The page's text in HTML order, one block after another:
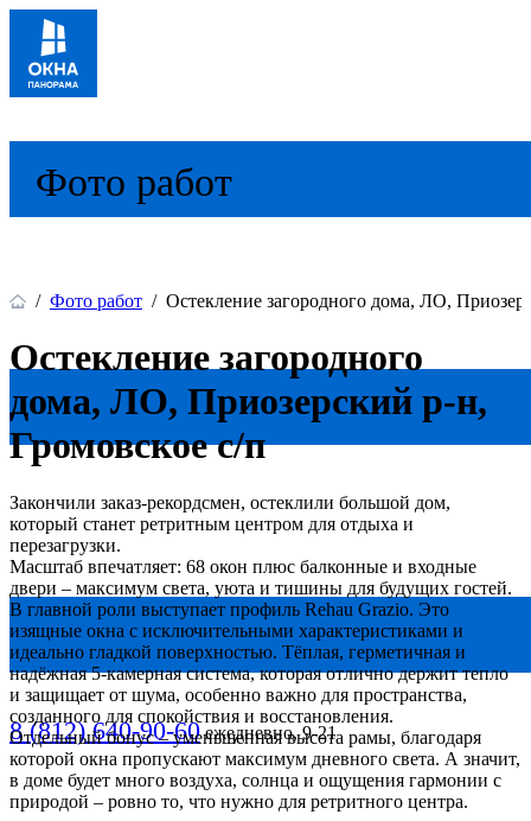
8 (812) 640-90-60 ежедневно, 9-21
Фото работ
/ Фото работ / Остекление загородного дома, ЛО,
Остекление загородного
дома, ЛО, Приозерский р-н,
Громовское с/п
Закончили заказ-рекордсмен, остеклили большой дом,
который станет ретритным центром для отдыха и
перезагрузки.
Масштаб впечатляет: 68 окон плюс балконные и входные
двери – максимум света, уюта и тишины для будущих гостей.
В главной роли выступает профиль Rehau Grazio. Это
изящные окна с исключительными характеристиками и
идеально гладкой поверхностью. Тёплая, герметичная и
надёжная 5-камерная система, которая отлично держит тепло
и защищает от шума, особенно важно для пространства,
созданного для спокойствия и восстановления.
Отдельный бонус – уменьшенная высота рамы, благодаря
которой окна пропускают максимум дневного света. А значит,
в доме будет много воздуха, солнца и ощущения гармонии с
природой – ровно то, что нужно для ретритного центра.